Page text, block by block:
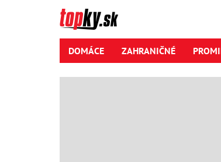
DOMÁCE ZAHRANIČNÉ